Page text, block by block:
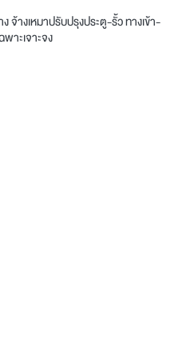
จ้างเหมาปรับปรุงประตู-รั้ว ทางเข้า-
าะเจาะจง